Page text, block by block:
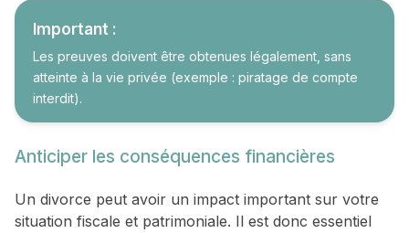
Important :
Les preuves doivent être obtenues légalement, sans
atteinte à la vie privée (exemple : piratage de compte
interdit).
Anticiper les conséquences financières
Un divorce peut avoir un impact important sur votre
situation fiscale et patrimoniale. Il est donc essentiel